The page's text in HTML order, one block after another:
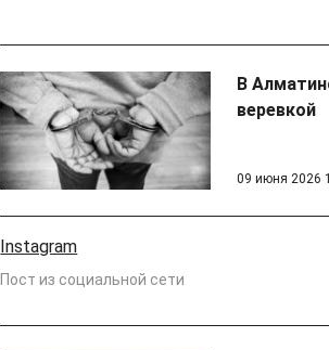
В
веревкой
09 июня 2026
Instagram
Пост из социальной сети